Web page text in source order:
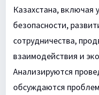
Казахстана, включая
безопасности,
сотрудничества,
взаимодействия и
Анализируются
обсуждаются